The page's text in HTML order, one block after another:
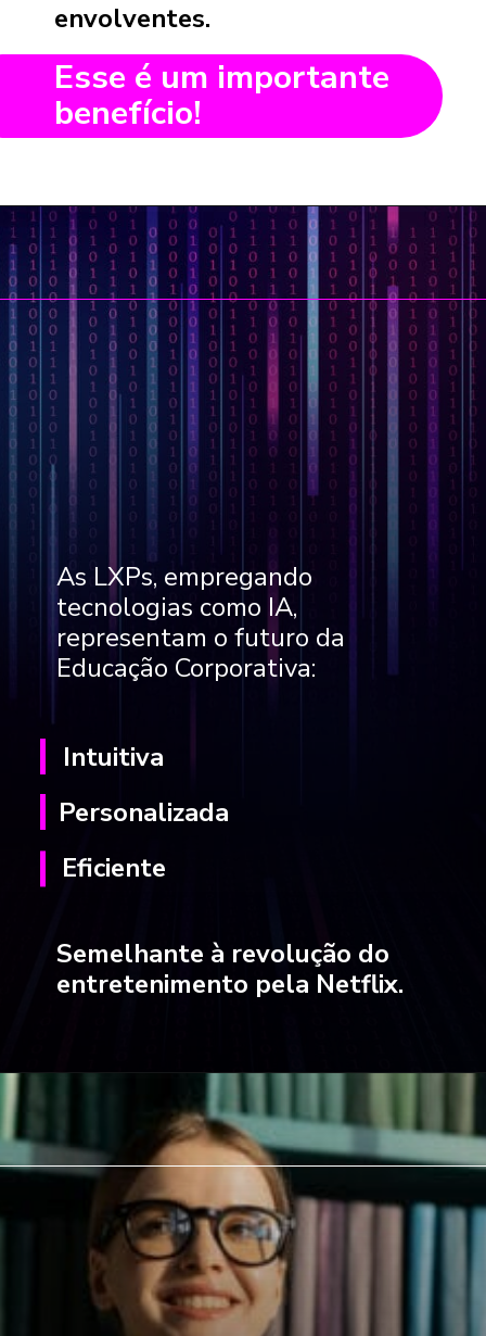
envolventes.
Esse é um importante
benefício!
As LXPs, empregando
tecnologias como IA,
representam o futuro da
Educação Corporativa:
Intuitiva
Personalizada
Eficiente
Semelhante à revolução do
entretenimento pela Netflix.